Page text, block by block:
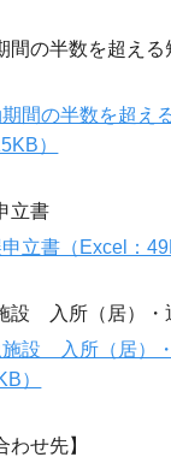
の半数を超える
間の半数を超え
）
立書
立書（Excel：
設 入所（居）・
施設 入所（居）
）
わせ先】